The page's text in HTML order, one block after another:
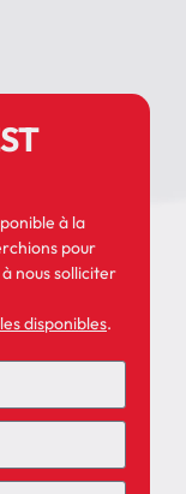
à la
pour
nous solliciter
disponibles.